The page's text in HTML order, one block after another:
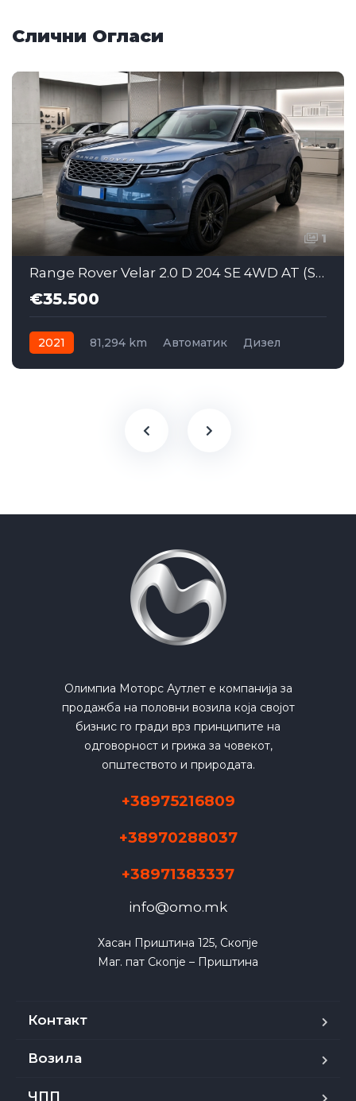
Слични Огласи
1
Range Rover Velar 2.0 D 204 SE 4WD AT (SAJ060)
€35.500
2021 81,294 km Автоматик
Дизел
Олимпиа Моторс Аутлет е компанија за
продажба на половни возила која својот
бизнис го гради врз принципите на
одговорност и грижа за човекот,
општеството и природата.
+38975216809
+38970288037
+38971383337
info@omo.mk
Хасан Приштина 125, Скопје
Маг. пат Скопје – Приштина
Контакт
Возила
ЧПП